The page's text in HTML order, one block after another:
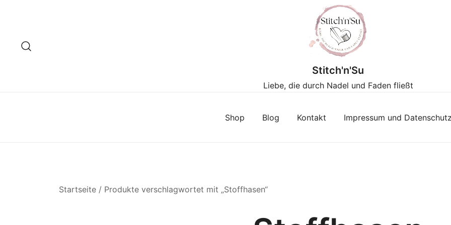
Stitch'n'Su
Liebe, die durch Nadel und Faden fließt
Shop Blog Kontakt Impressum und
Startseite / Produkte verschlagwortet mit „Stoffhasen“